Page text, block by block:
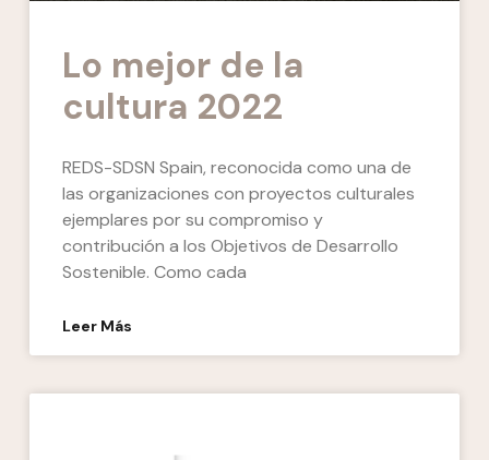
Lo mejor de la
cultura 2022
REDS-SDSN Spain, reconocida como una de
las organizaciones con proyectos culturales
ejemplares por su compromiso y
contribución a los Objetivos de Desarrollo
Sostenible. Como cada
Leer Más